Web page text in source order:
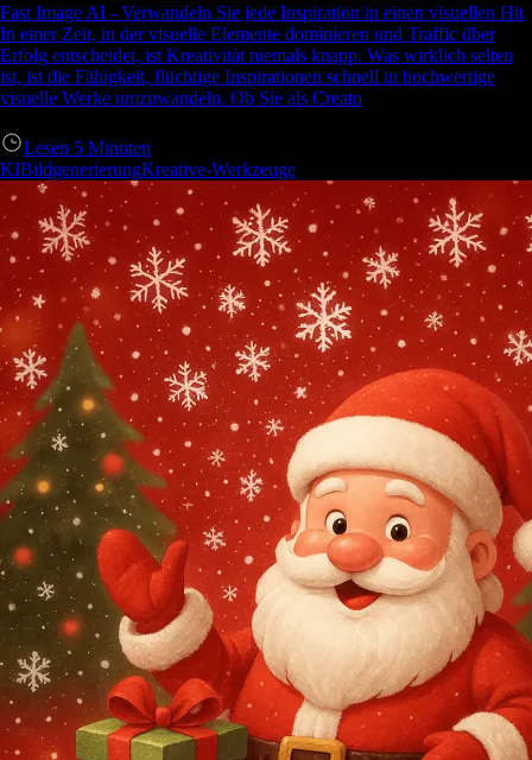
Fast Image AI - Verwandeln Sie jede Inspiration in einen visuellen Hit
In einer Zeit, in der visuelle Elemente dominieren und Traffic über
Erfolg entscheidet, ist Kreativität niemals knapp. Was wirklich selten
ist, ist die Fähigkeit, flüchtige Inspirationen schnell in hochwertige
visuelle Werke umzuwandeln. Ob Sie als Creato
Lesen 5 Minuten
KIBildgenerierungKreative-Werkzeuge